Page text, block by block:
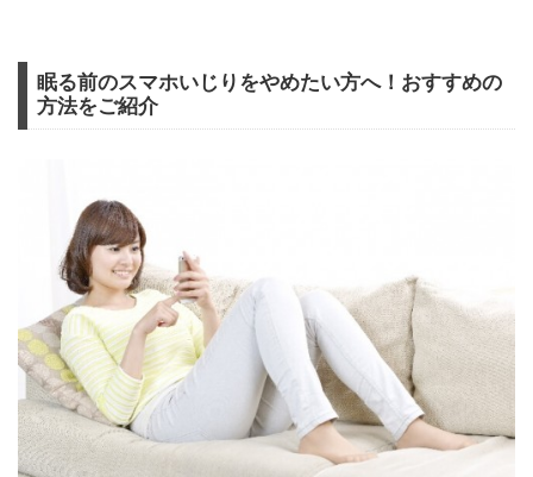
眠る前のスマホいじりをやめたい方へ！おすすめの
方法をご紹介